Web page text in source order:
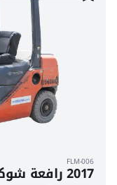
FLM-006
2017 رافعة شوكية ديزل تويوتا 8FDU25